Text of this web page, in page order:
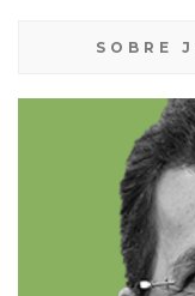
SOBRE